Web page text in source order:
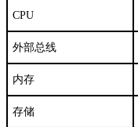
CPU
外部总线
内存
存储